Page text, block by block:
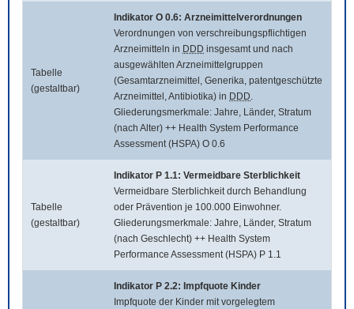
Tabelle
(gestaltbar)
Indikator O 0.6: Arzneimittelverordnungen
Verordnungen von verschreibungspflichtigen
Arzneimitteln in DDD insgesamt und nach
ausgewählten Arzneimittelgruppen
(Gesamtarzneimittel, Generika, patentgeschützte
Arzneimittel, Antibiotika) in DDD.
Gliederungsmerkmale: Jahre, Länder, Stratum
(nach Alter) ++ Health System Performance
Assessment (HSPA) O 0.6
Tabelle
(gestaltbar)
Indikator P 1.1: Vermeidbare Sterblichkeit
Vermeidbare Sterblichkeit durch Behandlung
oder Prävention je 100.000 Einwohner.
Gliederungsmerkmale: Jahre, Länder, Stratum
(nach Geschlecht) ++ Health System
Performance Assessment (HSPA) P 1.1
Indikator P 2.2: Impfquote Kinder
Impfquote der Kinder mit vorgelegtem